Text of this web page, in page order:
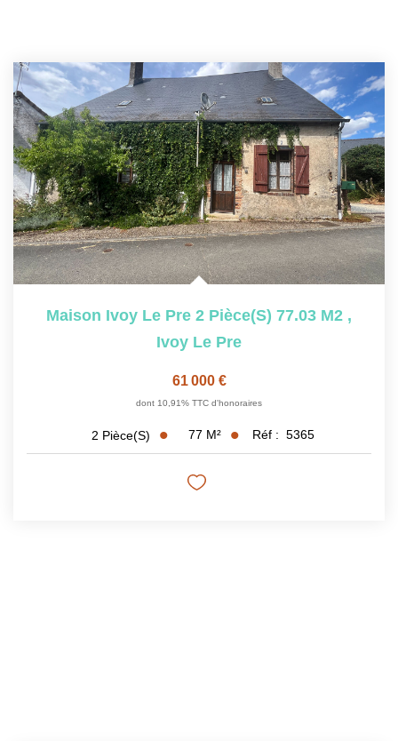
Maison Ivoy Le Pre 2 Pièce(s) 77.03 M2 ,
Ivoy Le Pre
61 000 €
dont 10,91% TTC d'honoraires
2 Pièce(s) 77 M² Réf : 5365